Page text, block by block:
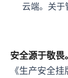
云端。关于
安全源于敬畏。
《生产安全